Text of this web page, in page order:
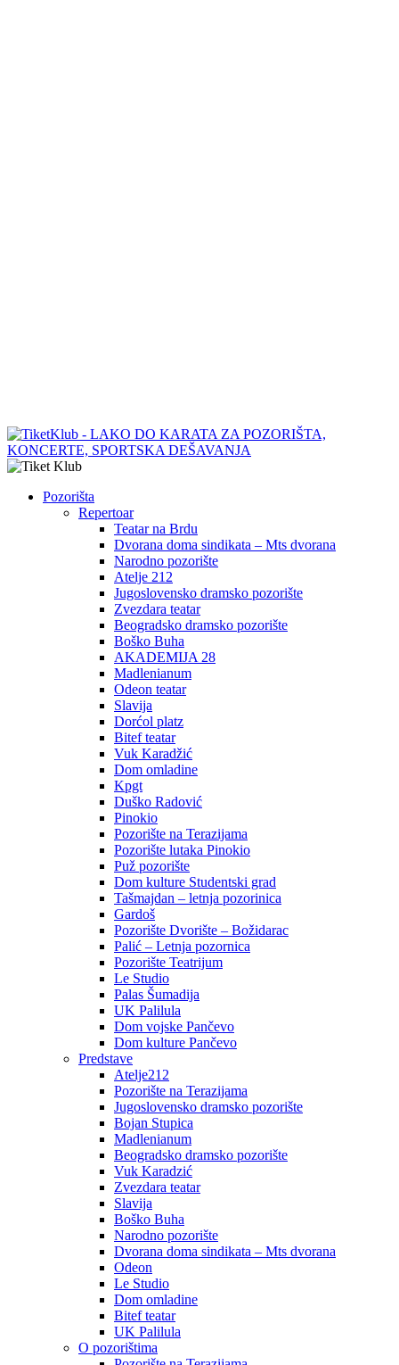
Pozorišta
Repertoar
Teatar na Brdu
Dvorana doma sindikata – Mts dvorana
Narodno pozorište
Atelje 212
Jugoslovensko dramsko pozorište
Zvezdara teatar
Beogradsko dramsko pozorište
Boško Buha
AKADEMIJA 28
Madlenianum
Odeon teatar
Slavija
Dorćol platz
Bitef teatar
Vuk Karadžić
Dom omladine
Kpgt
Duško Radović
Pinokio
Pozorište na Terazijama
Pozorište lutaka Pinokio
Puž pozorište
Dom kulture Studentski grad
Tašmajdan – letnja pozorinica
Gardoš
Pozorište Dvorište – Božidarac
Palić – Letnja pozornica
Pozorište Teatrijum
Le Studio
Palas Šumadija
UK Palilula
Dom vojske Pančevo
Dom kulture Pančevo
Predstave
Atelje212
Pozorište na Terazijama
Jugoslovensko dramsko pozorište
Bojan Stupica
Madlenianum
Beogradsko dramsko pozorište
Vuk Karadzić
Zvezdara teatar
Slavija
Boško Buha
Narodno pozorište
Dvorana doma sindikata – Mts dvorana
Odeon
Le Studio
Dom omladine
Bitef teatar
UK Palilula
O pozorištima